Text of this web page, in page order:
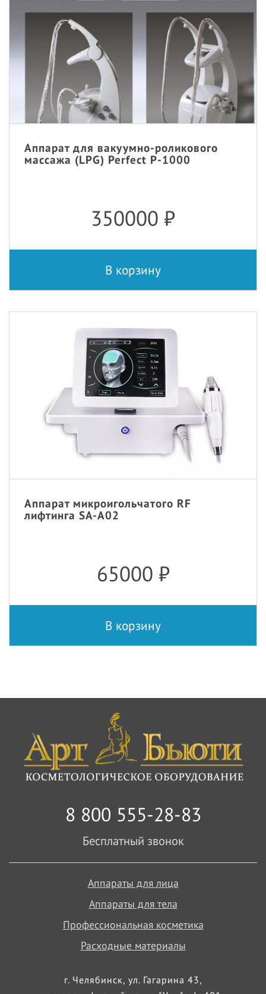
Аппарат для вакуумно-роликового
массажа (LPG) Perfect P-1000
350000 ₽
В корзину
Аппарат микроигольчатого RF
лифтинга SA-A02
65000 ₽
В корзину
8 800 555-28-83
Бесплатный звонок
Аппараты для лица
Аппараты для тела
Профессиональная косметика
Расходные материалы
г. Челябинск, ул. Гагарина 43,